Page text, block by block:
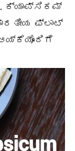
ಕ್ಯಾಪ್ಸಿಕಮ್
ಫ್ಲಾಟ್